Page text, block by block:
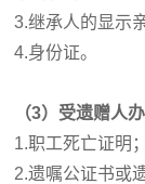
3.继承人的显示
4.身份证。
（3）受遗赠人
1.职工死亡证明；
2.遗嘱公证书或